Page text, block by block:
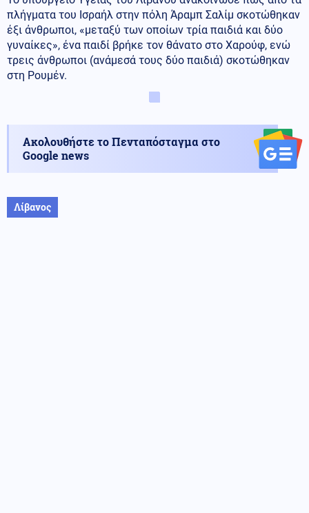
πλήγματα του Ισραήλ στην πόλη Άραμπ Σαλίμ σκοτώθηκαν
έξι άνθρωποι, «μεταξύ των οποίων τρία παιδιά και δύο
γυναίκες», ένα παιδί βρήκε τον θάνατο στο Χαρούφ, ενώ
τρεις άνθρωποι (ανάμεσά τους δύο παιδιά) σκοτώθηκαν
στη Ρουμέν.
Ακολουθήστε το Πενταπόσταγμα στο
Google news
Λίβανος